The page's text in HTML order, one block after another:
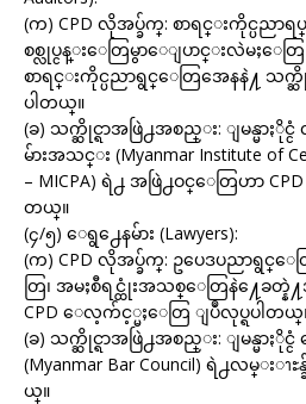
(က) CPD လိုအပ္ခ်က္: စာရင္းကိုင္ပညာရပ္
စစ္လုပ္ငန္းေတြမွာေျပာင္းလဲမႈ
စာရင္းကိုင္ပညာရွင္ေတြအေနနဲ႔ သက္
ပါတယ္။
(ခ) သက္ဆိုင္ရာအဖြဲ႕အစည္း: ျမန္မာႏိုင္
မ်ားအသင္း (Myanmar Institute of
– MICPA) ရဲ႕ အဖြဲ႕ဝင္ေတြဟာ
တယ္။
(၄/၅) ေရွ႕ေနမ်ား (Lawyers):
(က) CPD လိုအပ္ခ်က္: ဥပေဒပညာရွင္
တြ၊ အမႈစီရင္ထုံးအသစ္ေတြနဲ႔ေခ
CPD ေလ့က်င့္မႈေတြ ျပဳလုပ္ရပါတယ္
(ခ) သက္ဆိုင္ရာအဖြဲ႕အစည္း: ျမန္မာႏိုင္
(Myanmar Bar Council) ရဲ႕လမ္း
ယ္။